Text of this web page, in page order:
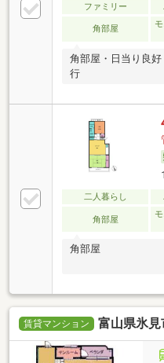
ファミリー
角部屋
角部屋・日当り良
行
二人暮らし
角部屋
角部屋
賃貸マンション 富山県氷